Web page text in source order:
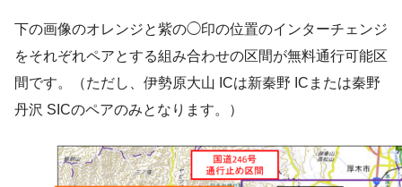
下の画像のオレンジと紫の◯印の位置のインターチェンジ
をそれぞれペアとする組み合わせの区間が無料通行可能区
間です。（ただし、伊勢原大山 ICは新秦野 ICまたは秦野
丹沢 SICのペアのみとなります。）